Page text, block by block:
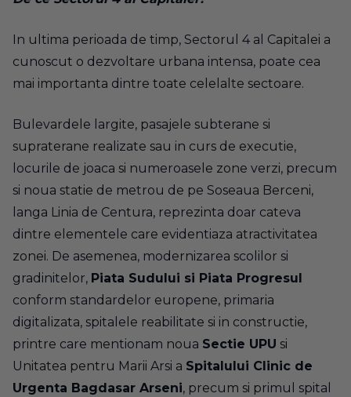
In ultima perioada de timp, Sectorul 4 al Capitalei a
cunoscut o dezvoltare urbana intensa, poate cea
mai importanta dintre toate celelalte sectoare.
Bulevardele largite, pasajele subterane si
supraterane realizate sau in curs de executie,
locurile de joaca si numeroasele zone verzi, precum
si noua statie de metrou de pe Soseaua Berceni,
langa Linia de Centura, reprezinta doar cateva
dintre elementele care evidentiaza atractivitatea
zonei. De asemenea, modernizarea scolilor si
gradinitelor, Piata Sudului si Piata Progresul
conform standardelor europene, primaria
digitalizata, spitalele reabilitate si in constructie,
printre care mentionam noua Sectie UPU si
Unitatea pentru Marii Arsi a Spitalului Clinic de
Urgenta Bagdasar Arseni, precum si primul spital